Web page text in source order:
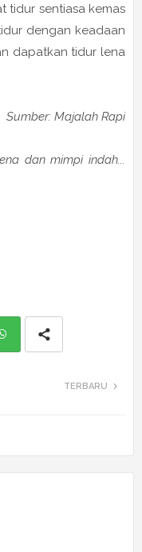
tidur sentiasa kemas
dengan keadaan
dapatkan tidur lena
Sumber: Majalah Rapi
dan mimpi indah...
TERBARU